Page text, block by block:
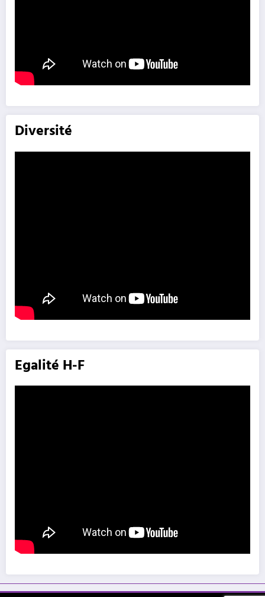
Diversité
Egalité H-F